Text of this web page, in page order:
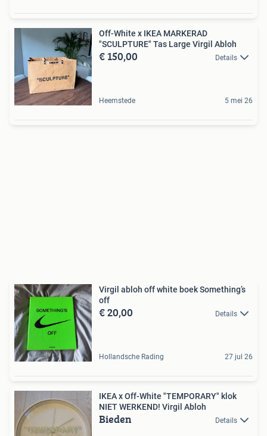
Off-White x IKEA MARKERAD
"SCULPTURE" Tas Large Virgil Abloh
€ 150,00 Details
Heemstede 5 mei 26
Virgil abloh off white boek Something’s
off
€ 20,00 Details
Hollandsche Rading 27 jul 26
IKEA x Off-White "TEMPORARY" klok
NIET WERKEND! Virgil Abloh
Bieden Details